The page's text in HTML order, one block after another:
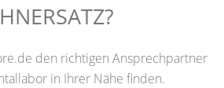
den richtigen Ansprechpartner
in Ihrer Nähe finden.